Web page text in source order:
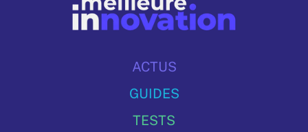
ACTUS
GUIDES
TESTS